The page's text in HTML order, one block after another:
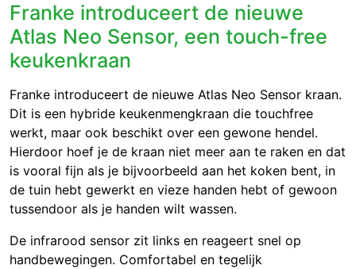
Franke introduceert de nieuwe
Atlas Neo Sensor, een touch-free
keukenkraan
Franke introduceert de nieuwe Atlas Neo Sensor kraan.
Dit is een hybride keukenmengkraan die touchfree
werkt, maar ook beschikt over een gewone hendel.
Hierdoor hoef je de kraan niet meer aan te raken en dat
is vooral fijn als je bijvoorbeeld aan het koken bent, in
de tuin hebt gewerkt en vieze handen hebt of gewoon
tussendoor als je handen wilt wassen.
De infrarood sensor zit links en reageert snel op
handbewegingen. Comfortabel en tegelijk